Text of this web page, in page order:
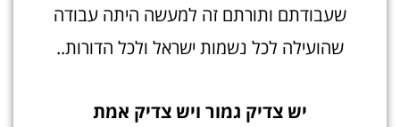
שעבודתם ותורתם זה למעשה היתה עבודה
שהועילה לכל נשמות ישראל ולכל הדורות..
יש צדיק גמור ויש צדיק אמת